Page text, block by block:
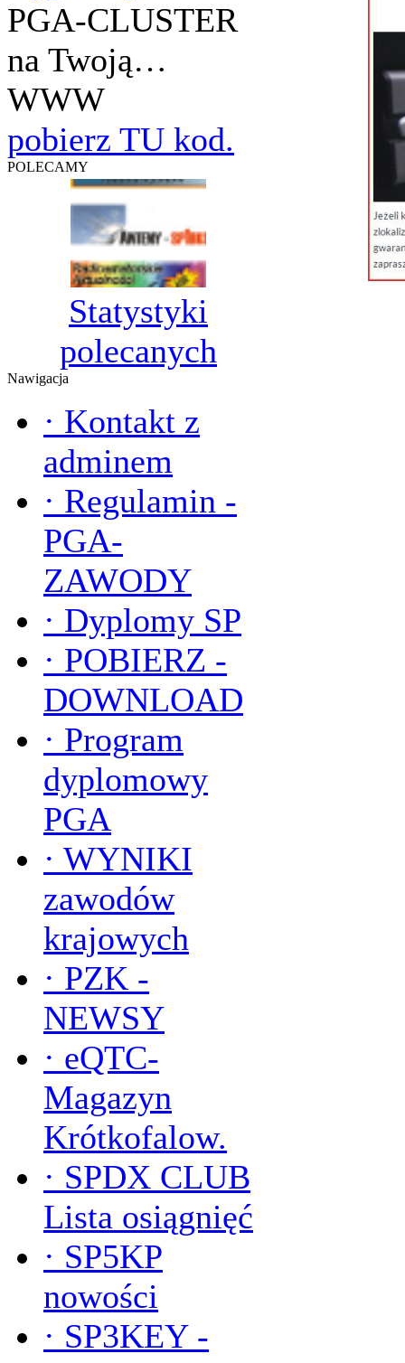
PGA-CLUSTER
na Twoją…
WWW
pobierz TU kod.
POLECAMY
Statystyki
polecanych
Nawigacja
· Kontakt z
adminem
· Regulamin -
PGA-
ZAWODY
· Dyplomy SP
· POBIERZ -
DOWNLOAD
· Program
dyplomowy
PGA
· WYNIKI
zawodów
krajowych
· PZK -
NEWSY
· eQTC-
Magazyn
Krótkofalow.
· SPDX CLUB
Lista osiągnięć
· SP5KP
nowości
· SP3KEY -